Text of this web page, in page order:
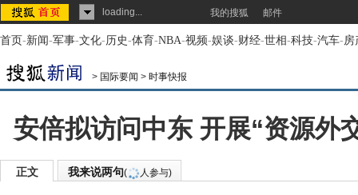
loading... 我的搜狐 邮件
首页-新闻-军事-文化-历史-体育-NBA-视频-娱谈-财经-世相-科技-汽车-房
> 国际要闻 > 时事快报
安倍拟访问中东 开展“资源外
正文 我来说两句( 人参与)